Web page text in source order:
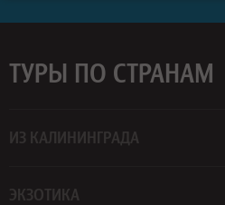
ТУРЫ ПО СТРАНАМ
ИЗ КАЛИНИНГРАДА
ЭКЗОТИКА